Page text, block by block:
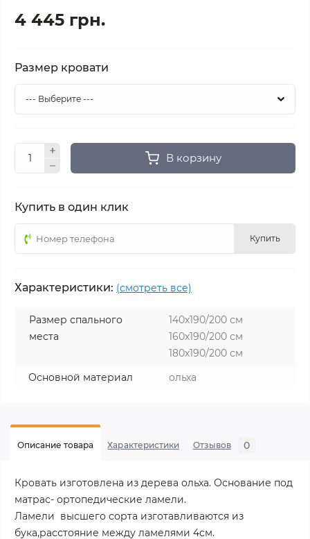
4 445 грн.
Размер кровати
В корзину
Купить в один клик
Купить
Характеристики: (смотреть все)
Размер спального
места
140х190/200 см
160х190/200 см
180х190/200 см
Основной материал
ольха
Описание товара Характеристики Отзывов 0
Кровать изготовлена из дерева ольха. Основание под
матрас- ортопедические ламели.
Ламели высшего сорта изготавливаются из
бука,расстояние между ламелями 4см.